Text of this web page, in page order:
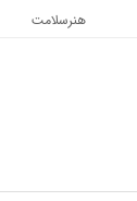
هنرسلامت